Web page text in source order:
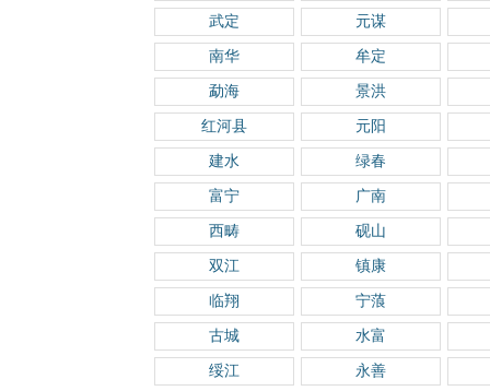
武定 元谋
南华 牟定
勐海 景洪
红河县 元阳
建水 绿春
富宁 广南
西畴 砚山
双江 镇康
临翔 宁蒗
古城 水富
绥江 永善